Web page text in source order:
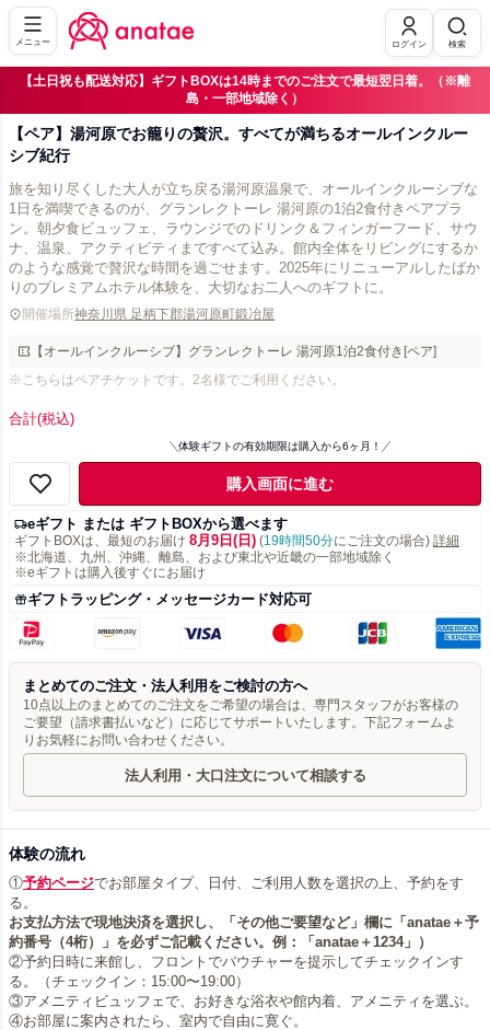
メニュー ログイン 検索
【土日祝も配送対応】ギフトBOXは14時までのご注文で最短翌日着。（※離
島・一部地域除く）
【ペア】湯河原でお籠りの贅沢。すべてが満ちるオールインクルー
シブ紀行
旅を知り尽くした大人が立ち戻る湯河原温泉で、オールインクルーシブな
1日を満喫できるのが、グランレクトーレ 湯河原の1泊2食付きペアプラ
ン。朝夕食ビュッフェ、ラウンジでのドリンク＆フィンガーフード、サウ
ナ、温泉、アクティビティまですべて込み。館内全体をリビングにするか
のような感覚で贅沢な時間を過ごせます。2025年にリニューアルしたばか
りのプレミアムホテル体験を、大切なお二人へのギフトに。
開催場所神奈川県 足柄下郡湯河原町鍛冶屋
【オールインクルーシブ】グランレクトーレ 湯河原1泊2食付き[ペア]
※こちらはペアチケットです。2名様でご利用ください。
合計(税込)
体験ギフトの有効期限は購入から6ヶ月！
購入画面に進む
eギフト または ギフトBOXから選べます
ギフトBOXは、最短のお届け 8月9日(日) (19時間50分にご注文の場合) 詳細
※北海道、九州、沖縄、離島、および東北や近畿の一部地域除く
※eギフトは購入後すぐにお届け
ギフトラッピング・メッセージカード対応可
まとめてのご注文・法人利用をご検討の方へ
10点以上のまとめてのご注文をご希望の場合は、専門スタッフがお客様の
ご要望（請求書払いなど）に応じてサポートいたします。下記フォームよ
りお気軽にお問い合わせください。
法人利用・大口注文について相談する
体験の流れ
①予約ページでお部屋タイプ、日付、ご利用人数を選択の上、予約をす
お支払方法で現地決済を選択し、「その他ご要望など」欄に「anatae＋予
約番号（4桁）」を必ずご記載ください。例：「anatae＋1234」）
②予約日時に来館し、フロントでバウチャーを提示してチェックインす
る。（チェックイン：15:00〜19:00）
③アメニティビュッフェで、お好きな浴衣や館内着、アメニティを選ぶ。
④お部屋に案内されたら、室内で自由に寛ぐ。